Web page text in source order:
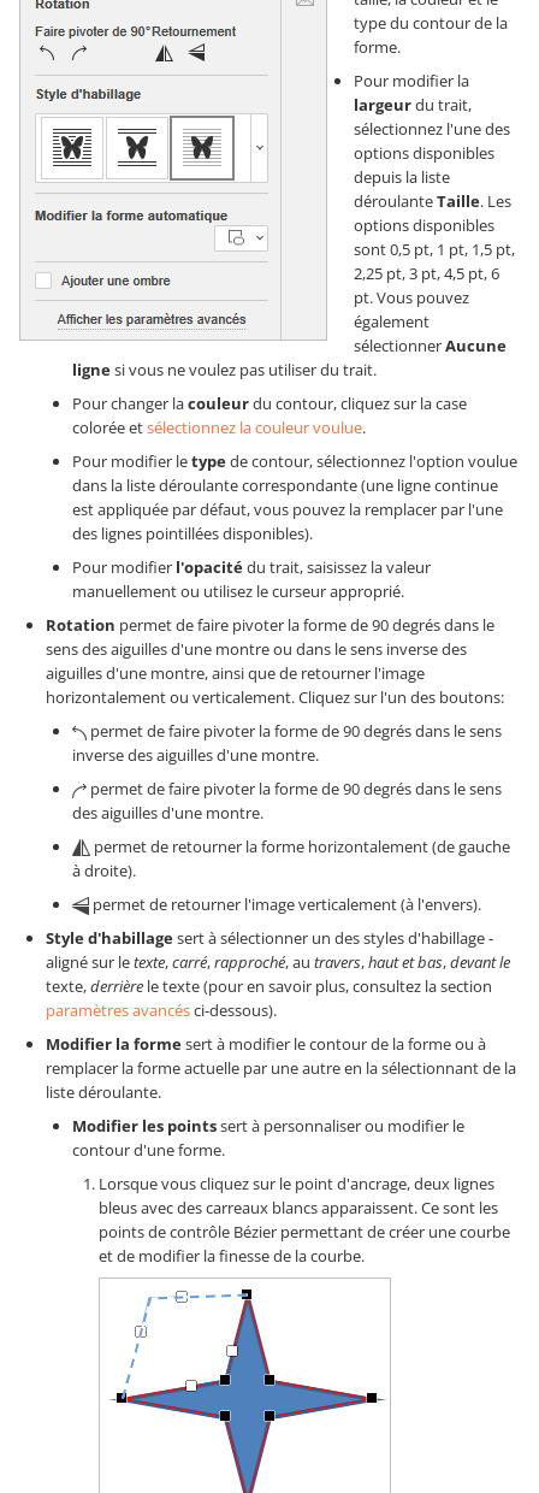
type du contour de la
forme.
Pour modifier la
largeurdu trait,
sélectionnez l'une des
options disponibles
depuis la liste
déroulanteTaille. Les
options disponibles
sont 0,5 pt, 1 pt, 1,5 pt,
2,25 pt, 3 pt, 4,5 pt, 6
pt. Vous pouvez
également
sélectionnerAucune
lignesi vous ne voulez pas utiliser du trait.
Pour changer lacouleurdu contour, cliquez sur la case
colorée etsélectionnez la couleur voulue.
Pour modifier letypede contour, sélectionnez l'option voulue
dans la liste déroulante correspondante (une ligne continue
est appliquée par défaut, vous pouvez la remplacer par l'une
des lignes pointillées disponibles).
Pour modifier l'opacitédu trait, saisissez la valeur
manuellement ou utilisez le curseur approprié.
Rotation permet de faire pivoter la forme de 90 degrés dans le
sens des aiguilles d'une montre ou dans le sens inverse des
aiguilles d'une montre, ainsi que de retourner l'image
horizontalement ou verticalement. Cliquez sur l'un des boutons:
permet de faire pivoter la forme de 90 degrés dans le sens
inverse des aiguilles d'une montre.
permet de faire pivoter la forme de 90 degrés dans le sens
des aiguilles d'une montre.
permet de retourner la forme horizontalement (de gauche
à droite).
permet de retourner l'image verticalement (à l'envers).
Style d'habillagesert à sélectionner un des styles d'habillage -
aligné sur letexte,carré,rapproché, au travers,haut et bas,devant le
texte,derrière le texte (pour en savoir plus, consultez la section
paramètres avancésci-dessous).
Modifier la formesert à modifier le contour de la forme ou à
remplacer la forme actuelle par une autre en la sélectionnant de la
liste déroulante.
Modifier les pointssert à personnaliser ou modifier le
contour d'une forme.
Lorsque vous cliquez sur le point d'ancrage, deux lignes
bleus avec des carreaux blancs apparaissent. Ce sont les
points de contrôle Bézier permettant de créer une courbe
et de modifier la finesse de la courbe.